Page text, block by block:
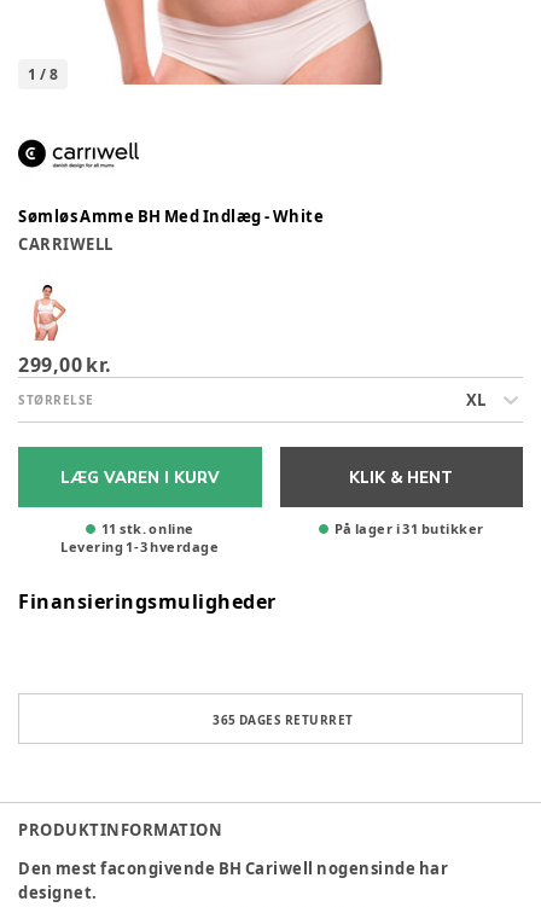
1 /8
Sømløs Amme BH Med Indlæg - White
CARRIWELL
299,00 kr.
STØRRELSE XL
LÆG VAREN I KURV
11 stk. online
Levering 1-3hverdage
KLIK & HENT
På lager i 31 butikker
Finansieringsmuligheder
365 DAGES RETURRET
PRODUKTINFORMATION
Den mest facongivende BH Cariwell nogensinde har
designet.